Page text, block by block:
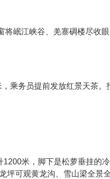
岷江峡谷、羌寨碉楼尽收
乘务员提前发放红景天茶
米，脚下是松萝垂挂的
坪可观黄龙沟、雪山梁全景